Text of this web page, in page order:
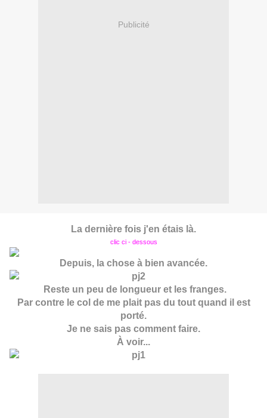
Publicité
La dernière fois j'en étais là.
clic ci - dessous
Depuis, la chose à bien avancée.
Reste un peu de longueur et les franges.
Par contre le col de me plait pas du tout quand il est
porté.
Je ne sais pas comment faire.
À voir...